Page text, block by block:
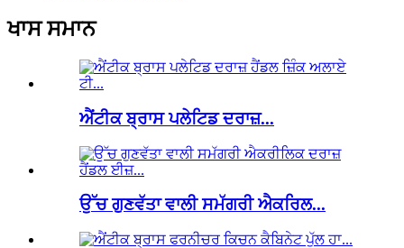
ਖਾਸ ਸਮਾਨ
ਐਂਟੀਕ ਬ੍ਰਾਸ ਪਲੇਟਿਡ ਦਰਾਜ਼...
ਉੱਚ ਗੁਣਵੱਤਾ ਵਾਲੀ ਸਮੱਗਰੀ ਐਕਰਿਲ...